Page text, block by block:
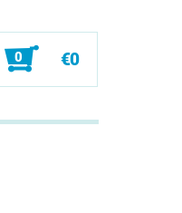
0 €0